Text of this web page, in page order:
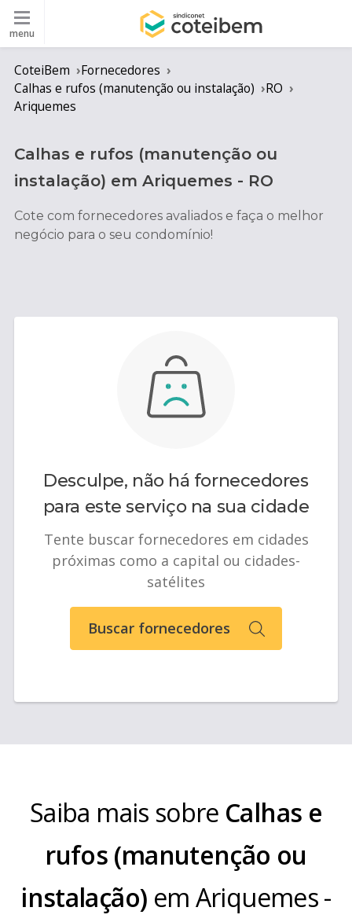
menu
CoteiBem
Fornecedores
Calhas e rufos (manutenção ou instalação)
RO
Ariquemes
Calhas e rufos (manutenção ou
instalação) em Ariquemes - RO
Cote com fornecedores avaliados e faça o melhor
negócio para o seu condomínio!
Desculpe, não há fornecedores
para este serviço na sua cidade
Tente buscar fornecedores em cidades
próximas como a capital ou cidades-
satélites
Buscar fornecedores
Saiba mais sobre Calhas e
rufos (manutenção ou
instalação) em Ariquemes-